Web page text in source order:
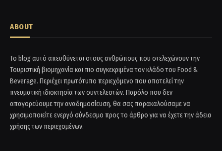
ABOUT
Το blog αυτό απευθύνεται στους ανθρώπους που στελεχώνουν την
Τουριστική βιομηχανία και πιο συγκεκριμένα τον κλάδο του Food &
Beverage. Περιέχει πρωτότυπο περιεχόμενο που αποτελεί την
πνευματική ιδιοκτησία των συντελεστών. Παρόλο που δεν
απαγορεύουμε την αναδημοσίευση, θα σας παρακαλούσαμε να
χρησιμοποιείτε ενεργό σύνδεσμο προς το άρθρο για να έχετε την άδεια
χρήσης των περιεχομένων.